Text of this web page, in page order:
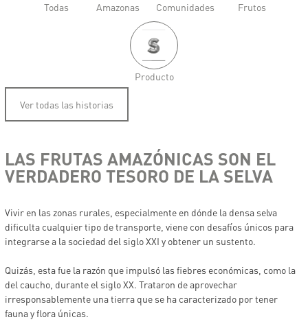
Todas Amazonas Comunidades Frutos
Producto
Ver todas las historias
LAS FRUTAS AMAZÓNICAS SON EL
VERDADERO TESORO DE LA SELVA
Vivir en las zonas rurales, especialmente en dónde la densa selva
dificulta cualquier tipo de transporte, viene con desafíos únicos para
integrarse a la sociedad del siglo XXI y obtener un sustento.
Quizás, esta fue la razón que impulsó las fiebres económicas, como la
del caucho, durante el siglo XX. Trataron de aprovechar
irresponsablemente una tierra que se ha caracterizado por tener
fauna y flora únicas.